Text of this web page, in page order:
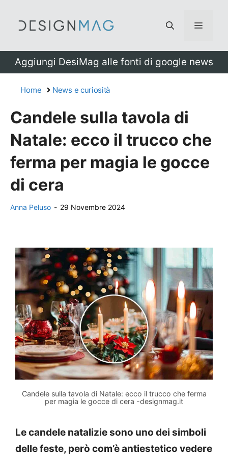
Menu
Aggiungi DesiMag alle fonti di google news
Home News e curiosità
Candele sulla tavola di
Natale: ecco il trucco che
ferma per magia le gocce
di cera
Anna Peluso - 29 Novembre 2024
Candele sulla tavola di Natale: ecco il trucco che ferma
per magia le gocce di cera -designmag.it
Le candele natalizie sono uno dei simboli
delle feste, però com’è antiestetico vedere